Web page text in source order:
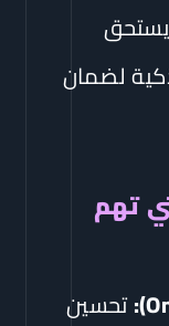
لضمان
تهم
تحسين